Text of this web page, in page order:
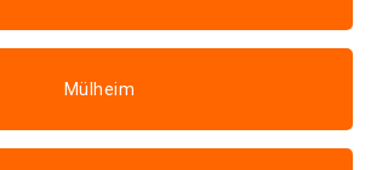
Mülheim